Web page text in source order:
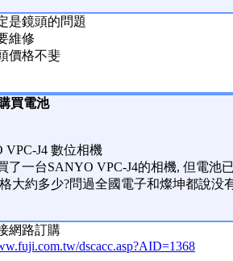
是鏡頭的問題
維修
價格不斐
買電池
VPC-J4 數位相機
了一台SANYO VPC-J4的相機, 但電池
大約多少?問過全國電子和燦坤都說没
網路訂購
dscacc.asp?AID=1368